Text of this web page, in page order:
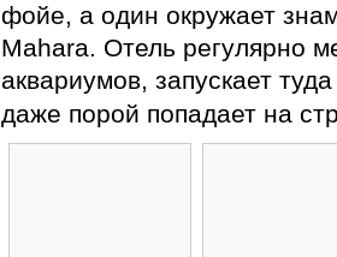
фойе, а один окружает
Mahara. Отель регулярно
аквариумов, запускает
даже порой попадает на